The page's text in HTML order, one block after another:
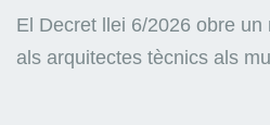
El Decret llei 6/2026 obre
als arquitectes tècnics als